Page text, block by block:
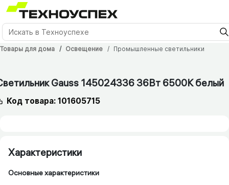
Товары для дома Освещение Промышленные светильники
Gauss 145024336 36Вт 6500K белый
Код товара: 101605715
Характеристики
Основные характеристики